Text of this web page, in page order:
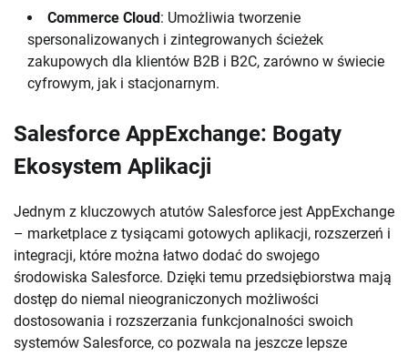
Commerce Cloud: Umożliwia tworzenie
spersonalizowanych i zintegrowanych ścieżek
zakupowych dla klientów B2B i B2C, zarówno w świecie
cyfrowym, jak i stacjonarnym.
Salesforce AppExchange: Bogaty
Ekosystem Aplikacji
Jednym z kluczowych atutów Salesforce jest AppExchange
– marketplace z tysiącami gotowych aplikacji, rozszerzeń i
integracji, które można łatwo dodać do swojego
środowiska Salesforce. Dzięki temu przedsiębiorstwa mają
dostęp do niemal nieograniczonych możliwości
dostosowania i rozszerzania funkcjonalności swoich
systemów Salesforce, co pozwala na jeszcze lepsze